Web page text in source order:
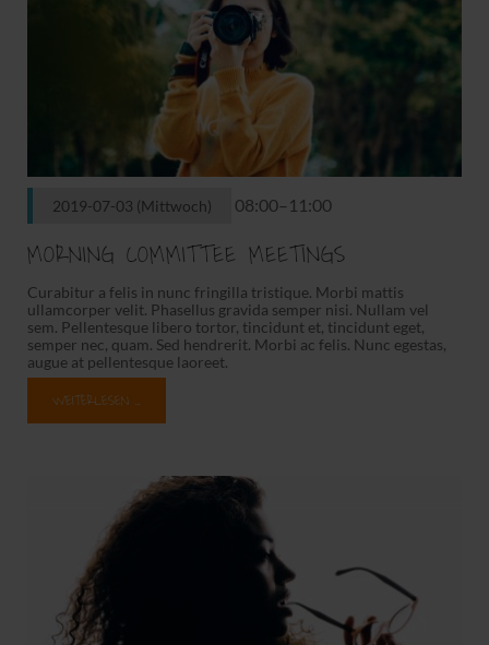
2019-07-03 (Mittwoch) 08:00–11:00
MORNING COMMITTEE MEETINGS
Curabitur a felis in nunc fringilla tristique. Morbi mattis
ullamcorper velit. Phasellus gravida semper nisi. Nullam vel
sem. Pellentesque libero tortor, tincidunt et, tincidunt eget,
semper nec, quam. Sed hendrerit. Morbi ac felis. Nunc egestas,
augue at pellentesque laoreet.
WEITERLESEN …